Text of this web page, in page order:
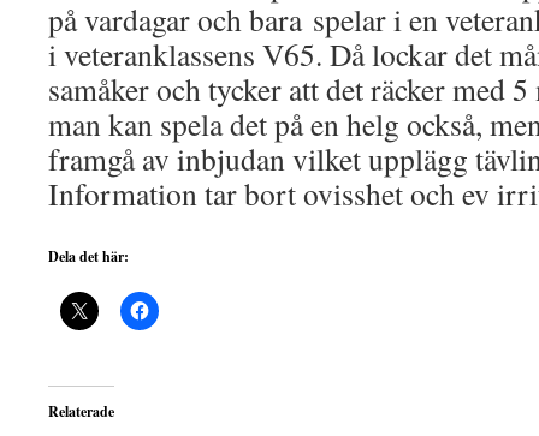
på vardagar och bara spelar i en
i veteranklassens V65. Då lockar det
samåker och tycker att det räcker med
man kan spela det på en helg också,
framgå av inbjudan vilket upplägg
Information tar bort ovisshet och ev
Dela det här:
Relaterade